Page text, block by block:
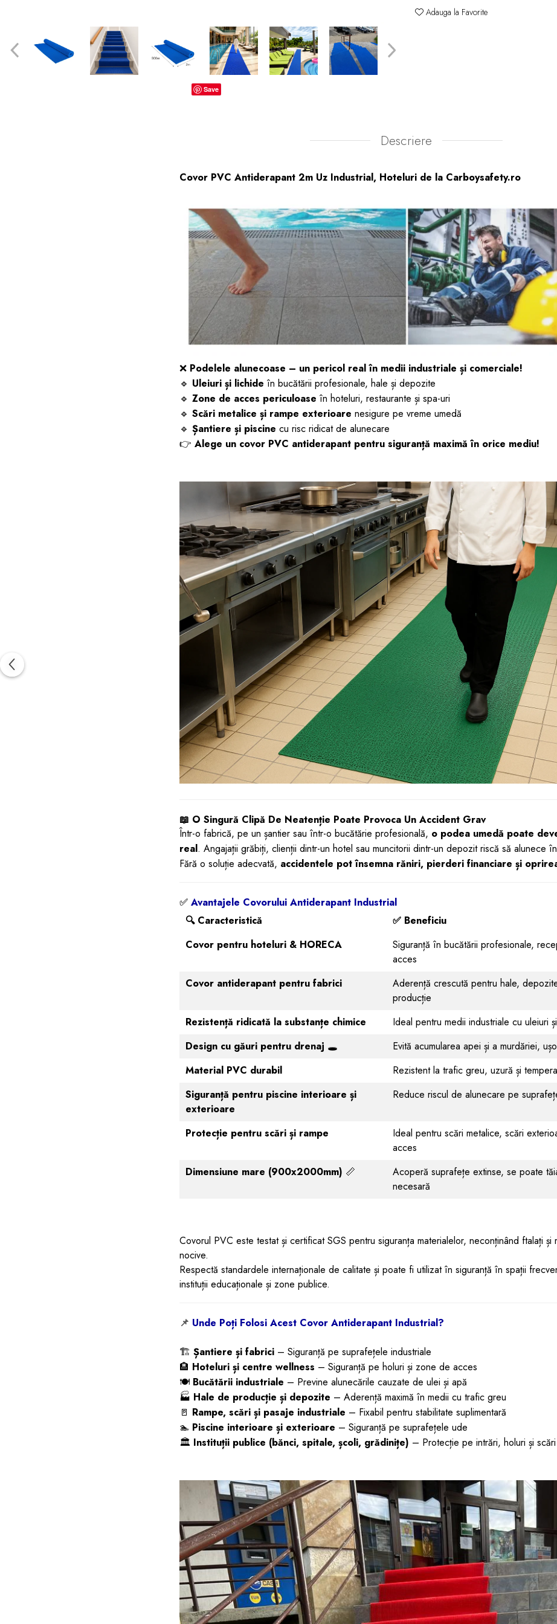
Produse îngrijire copii
Igiena copii
Save
Adauga la Favorite
Descriere
Covor PVC Antiderapant 2m Uz Industrial, Hoteluri de la Carboysafety.ro
❌ Podelele alunecoase – un pericol real în medii industriale și comerciale!
🔹 Uleiuri și lichide în bucătării profesionale, hale și depozite
🔹 Zone de acces periculoase în hoteluri, restaurante și spa-uri
🔹 Scări metalice și rampe exterioare nesigure pe vreme umedă
🔹 Șantiere și piscine cu risc ridicat de alunecare
👉 Alege un covor PVC antiderapant pentru siguranță maximă în orice mediu!
📖 O Singură Clipă De Neatenție Poate Provoca Un Accident Grav
Într-o fabrică, pe un șantier sau într-o bucătărie profesională, o podea umedă poate
real. Angajații grăbiți, clienții dintr-un hotel sau muncitorii dintr-un depozit riscă să alunece
Fără o soluție adecvată, accidentele pot însemna răniri, pierderi financiare și
✅ Avantajele Covorului Antiderapant Industrial
🔍 Caracteristică ✅ Beneficiu
Covor pentru hoteluri & HORECA
Siguranță în bucătării profesionale,
acces
Covor antiderapant pentru fabrici
Aderență crescută pentru hale,
producție
Rezistență ridicată la substanțe chimice
Ideal pentru medii industriale cu uleiuri
Design cu găuri pentru drenaj 🕳️
Evită acumularea apei și a murdăriei,
Material PVC durabil
Rezistent la trafic greu, uzură și
Siguranță pentru piscine interioare și
exterioare
Reduce riscul de alunecare pe
Protecție pentru scări și rampe
Ideal pentru scări metalice, scări
acces
Dimensiune mare (900x2000mm) 📏
Acoperă suprafețe extinse, se poate
necesară
Covorul PVC este testat și certificat SGS pentru siguranța materialelor, neconținând ftalați și
nocive.
Respectă standardele internaționale de calitate și poate fi utilizat în siguranță în spații
instituții educaționale și zone publice.
📌 Unde Poți Folosi Acest Covor Antiderapant Industrial?
🏗️ Șantiere și fabrici – Siguranță pe suprafețele industriale
🏨 Hoteluri și centre wellness – Siguranță pe holuri și zone de acces
🍽️ Bucătării industriale – Previne alunecările cauzate de ulei și apă
🏭 Hale de producție și depozite – Aderență maximă în medii cu trafic greu
🚪 Rampe, scări și pasaje industriale – Fixabil pentru stabilitate suplimentară
🏊 Piscine interioare și exterioare – Siguranță pe suprafețele ude
🏛️ Instituții publice (bănci, spitale, școli, grădinițe) – Protecție pe intrări, holuri și